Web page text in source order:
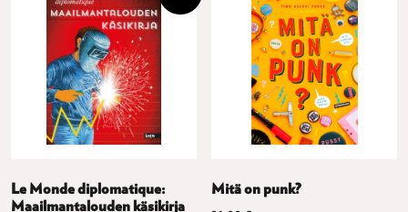
Le Monde diplomatique:
Maailmantalouden käsikirja
Mitä on punk?